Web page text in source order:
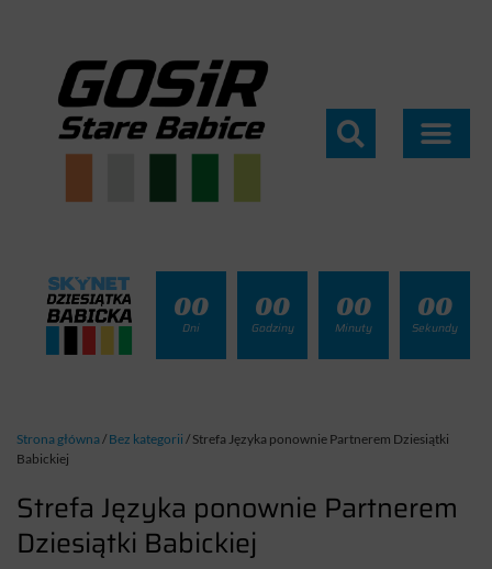
00
Dni
00
Godziny
00
Minuty
00
Sekundy
Strona główna/ Bez kategorii / Strefa Języka ponownie Partnerem Dziesiątki
Babickiej
Strefa Języka ponownie Partnerem
Dziesiątki Babickiej